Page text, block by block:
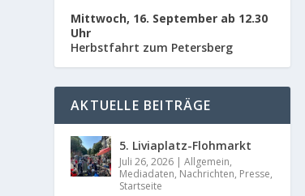
Mittwoch, 16. September ab 12.30
Uhr
Herbstfahrt zum Petersberg
AKTUELLE BEITRÄGE
5. Liviaplatz-Flohmarkt
Juli 26, 2026 |Allgemein,
Mediadaten, Nachrichten, Presse,
Startseite